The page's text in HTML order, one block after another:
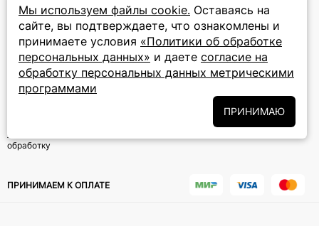
Мы используем файлы cookie. Оставаясь на
сайте, вы подтверждаете, что ознакомлены и
принимаете условия «Политики об обработке
персональных данных» и даете согласие на
обработку персональных данных метрическими
программами
ПРИНИМАЮ
8 (800) 777-72-69
прием звонков: круглосуточно
ПОДПИСКА НА РАССЫЛКУ
обработку
ПРИНИМАЕМ К ОПЛАТЕ